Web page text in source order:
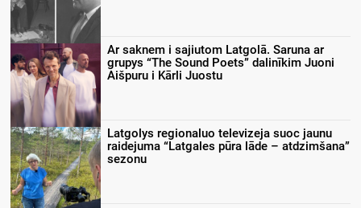
Ar saknem i sajiutom Latgolā. Saruna ar
grupys “The Sound Poets” dalinīkim Juoni
Aišpuru i Kārli Juostu
Latgolys regionaluo televizeja suoc jaunu
raidejuma “Latgales pūra lāde – atdzimšana”
sezonu